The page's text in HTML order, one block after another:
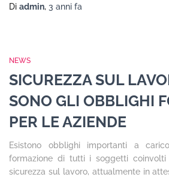
Di admin, 3 anni fa
NEWS
SICUREZZA SUL
SONO GLI OBBLIGHI
PER LE AZIENDE
Esistono obblighi importanti a
formazione di tutti i soggetti
sicurezza sul lavoro, attualmente in